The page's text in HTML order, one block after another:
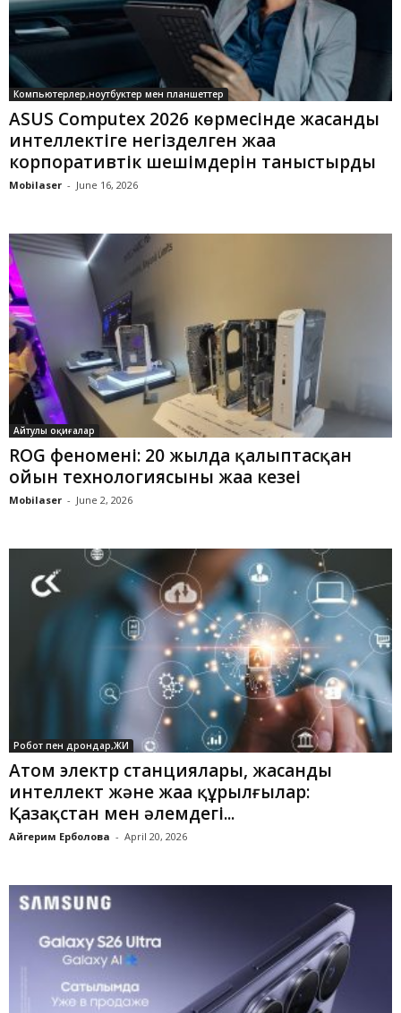
Компьютерлер,ноутбуктер мен планшеттер
ASUS Computex 2026 көрмесінде жасанды
интеллектіге негізделген жаңа
корпоративтік шешімдерін таныстырды
Mobilaser - June 16, 2026
Айтулы оқиғалар
ROG феномені: 20 жылда қалыптасқан
ойын технологиясының жаңа кезеңі
Mobilaser - June 2, 2026
Робот пен дрондар,ЖИ
Атом электр станциялары, жасанды
интеллект және жаңа құрылғылар:
Қазақстан мен әлемдегі...
Айгерим Ерболова - April 20, 2026